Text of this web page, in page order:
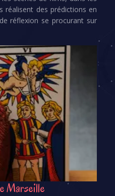
réalisent des prédictions en
réflexion se procurant sur
Marseille